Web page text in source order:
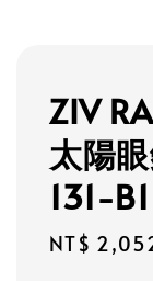
ZIV
太陽
131-
Sale
NT$